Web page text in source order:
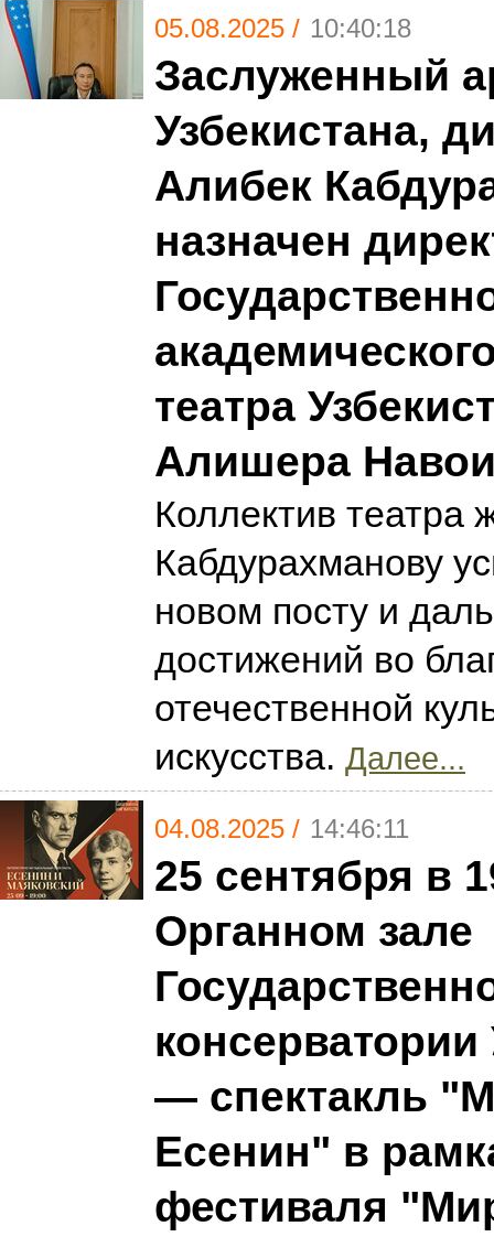
05.08.2025 / 10:40:18
Заслуженный
Узбекистана,
Алибек
назначен
театра
Алишера
Коллектив театра
Кабдурахманову
новом посту и
достижений во
отечественной
искусства. Далее...
04.08.2025 / 14:46:11
25 сентября в
Органном зале
консерватории
— спектакль
Есенин" в
фестиваля